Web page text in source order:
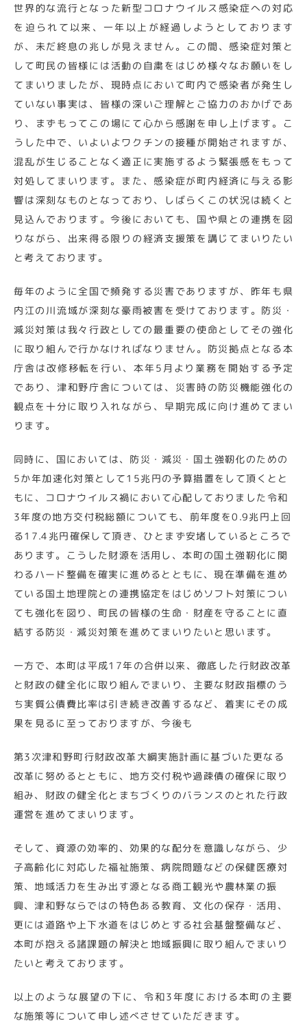
世界的な流行となった新型コロナウイルス感染症への対応
を迫られて以来、一年以上が経過しようとしております
が、未だ終息の兆しが見えません。この間、感染症対策と
して町民の皆様には活動の自粛をはじめ様々なお願いをし
てまいりましたが、現時点において町内で感染者が発生し
ていない事実は、皆様の深いご理解とご協力のおかげであ
り、まずもってこの場にて心から感謝を申し上げます。こ
うした中で、いよいよワクチンの接種が開始されますが、
混乱が生じることなく適正に実施するよう緊張感をもって
対処してまいります。また、感染症が町内経済に与える影
響は深刻なものとなっており、しばらくこの状況は続くと
見込んでおります。今後においても、国や県との連携を図
りながら、出来得る限りの経済支援策を講じてまいりたい
と考えております。
毎年のように全国で頻発する災害でありますが、昨年も県
内江の川流域が深刻な豪雨被害を受けております。防災・
減災対策は我々行政としての最重要の使命としてその強化
に取り組んで行かなければなりません。防災拠点となる本
庁舎は改修移転を行い、本年5月より業務を開始する予定
であり、津和野庁舎については、災害時の防災機能強化の
観点を十分に取り入れながら、早期完成に向け進めてまい
ります。
同時に、国においては、防災・減災・国土強靭化のための
5か年加速化対策として15兆円の予算措置をして頂くとと
もに、コロナウイルス禍において心配しておりました令和
3年度の地方交付税総額についても、前年度を0.9兆円上回
る17.4兆円確保して頂き、ひとまず安堵しているところで
あります。こうした財源を活用し、本町の国土強靭化に関
わるハード整備を確実に進めるとともに、現在準備を進め
ている国土地理院との連携協定をはじめソフト対策につい
ても強化を図り、町民の皆様の生命・財産を守ることに直
結する防災・減災対策を進めてまいりたいと思います。
一方で、本町は平成17年の合併以来、徹底した行財政改革
と財政の健全化に取り組んでまいり、主要な財政指標のう
ち実質公債費比率は引き続き改善するなど、着実にその成
果を見るに至っておりますが、今後も
第3次津和野町行財政改革大綱実施計画に基づいた更なる
改革に努めるとともに、地方交付税や過疎債の確保に取り
組み、財政の健全化とまちづくりのバランスのとれた行政
運営を進めてまいります。
そして、資源の効率的、効果的な配分を意識しながら、少
子高齢化に対応した福祉施策、病院問題などの保健医療対
策、地域活力を生み出す源となる商工観光や農林業の振
興、津和野ならではの特色ある教育、文化の保存・活用、
更には道路や上下水道をはじめとする社会基盤整備など、
本町が抱える諸課題の解決と地域振興に取り組んでまいり
たいと考えております。
以上のような展望の下に、令和3年度における本町の主要
な施策等について申し述べさせていただきます。